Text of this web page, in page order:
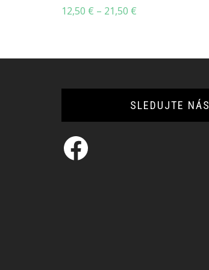
12,50 € – 21,50 €
SLEDUJTE NÁS
Facebook